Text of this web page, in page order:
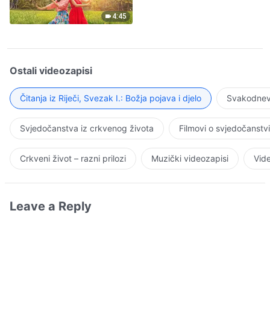
4:45
Ostali videozapisi
Čitanja iz Riječi, Svezak I.: Božja pojava i djelo
Svjedočanstva iz crkvenog života Filmovi o
Crkveni život – razni prilozi Muzički videozapisi
Leave a Reply